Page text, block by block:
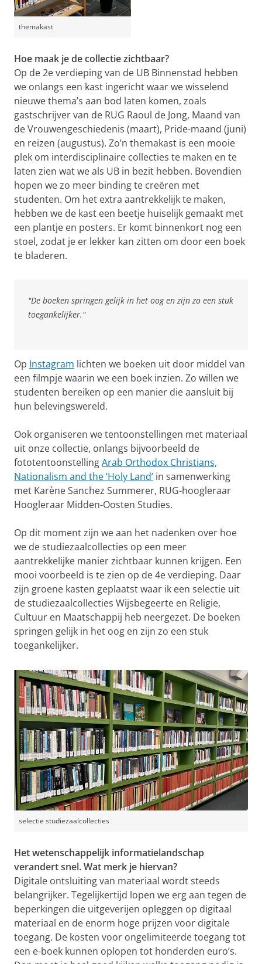
themakast
Hoe maak je de collectie zichtbaar?
Op de 2e verdieping van de UB Binnenstad hebben
we onlangs een kast ingericht waar we wisselend
nieuwe thema’s aan bod laten komen, zoals
gastschrijver van de RUG Raoul de Jong, Maand van
de Vrouwengeschiedenis (maart), Pride-maand (juni)
en reizen (augustus). Zo’n themakast is een mooie
plek om interdisciplinaire collecties te maken en te
laten zien wat we als UB in bezit hebben. Bovendien
hopen we zo meer binding te creëren met
studenten. Om het extra aantrekkelijk te maken,
hebben we de kast een beetje huiselijk gemaakt met
een plantje en posters. Er komt binnenkort nog een
stoel, zodat je er lekker kan zitten om door een boek
te bladeren.
"De boeken springen gelijk in het oog en zijn zo een stuk
toegankelijker."
Op Instagram lichten we boeken uit door middel van
een filmpje waarin we een boek inzien. Zo willen we
studenten bereiken op een manier die aansluit bij
hun belevingswereld.
Ook organiseren we tentoonstellingen met materiaal
uit onze collectie, onlangs bijvoorbeeld de
fototentoonstellingArab Orthodox Christians,
Nationalism and the ‘Holy Land’ in samenwerking
met Karène Sanchez Summerer, RUG-hoogleraar
Hoogleraar Midden-Oosten Studies.
Op dit moment zijn we aan het nadenken over hoe
we de studiezaalcollecties op een meer
aantrekkelijke manier zichtbaar kunnen krijgen. Een
mooi voorbeeld is te zien op de 4e verdieping. Daar
zijn groene kasten geplaatst waar ik een selectie uit
de studiezaalcollecties Wijsbegeerte en Religie,
Cultuur en Maatschappij heb neergezet. De boeken
springen gelijk in het oog en zijn zo een stuk
toegankelijker.
selectie studiezaalcollecties
Het wetenschappelijk informatielandschap
verandert snel. Wat merk je hiervan?
Digitale ontsluiting van materiaal wordt steeds
belangrijker. Tegelijkertijd lopen we erg aan tegen de
beperkingen die uitgeverijen opleggen op digitaal
materiaal en de enorm hoge prijzen voor digitale
toegang. De kosten voor ongelimiteerde toegang tot
een e-boek kunnen oplopen tot honderden euro’s.